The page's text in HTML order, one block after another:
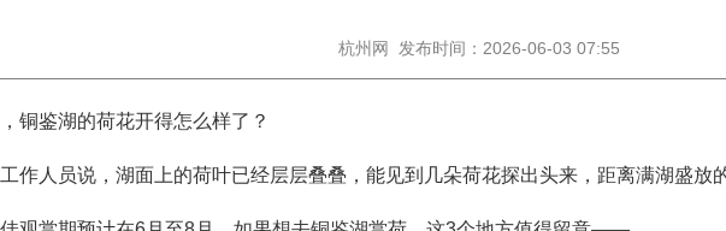
杭州网 发布时间：2026-06-03 07:55
铜鉴湖的荷花开得怎么样了？
作人员说，湖面上的荷叶已经层层叠叠，能见到几朵荷花探出头来，距离满湖盛放